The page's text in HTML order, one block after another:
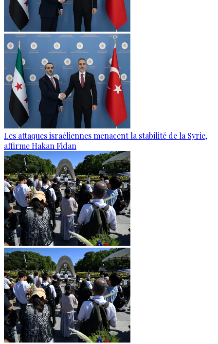
Les attaques israéliennes menacent la stabilité de la Syrie,
affirme Hakan Fidan